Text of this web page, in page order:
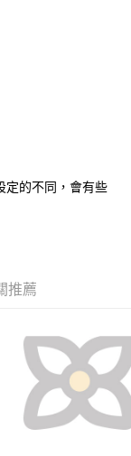
式。 讓您購物簡單
「AFTEE先享後付」
，需透過AFTEE先享
home
後付」服務完成之交
相關給付款項請求債
定的不同，會有些
推薦